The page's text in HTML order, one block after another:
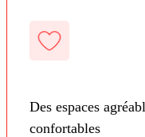
Des espaces
confortables